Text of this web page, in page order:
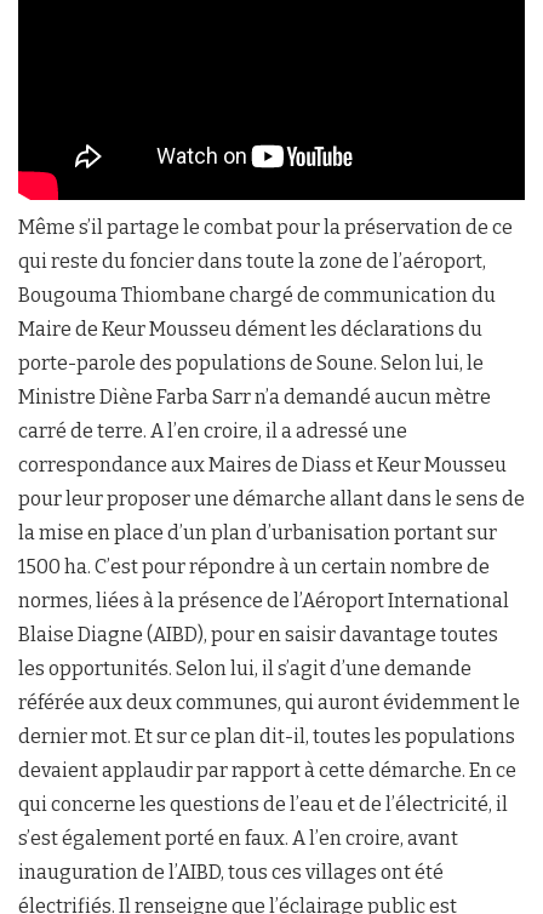
Même s’il partage le combat pour la préservation de ce
qui reste du foncier dans toute la zone de l’aéroport,
Bougouma Thiombane chargé de communication du
Maire de Keur Mousseu dément les déclarations du
porte-parole des populations de Soune. Selon lui, le
Ministre Diène Farba Sarr n’a demandé aucun mètre
carré de terre. A l’en croire, il a adressé une
correspondance aux Maires de Diass et Keur Mousseu
pour leur proposer une démarche allant dans le sens de
la mise en place d’un plan d’urbanisation portant sur
1500 ha. C’est pour répondre à un certain nombre de
normes, liées à la présence de l’Aéroport International
Blaise Diagne (AIBD), pour en saisir davantage toutes
les opportunités. Selon lui, il s’agit d’une demande
référée aux deux communes, qui auront évidemment le
dernier mot. Et sur ce plan dit-il, toutes les populations
devaient applaudir par rapport à cette démarche. En ce
qui concerne les questions de l’eau et de l’électricité, il
s’est également porté en faux. A l’en croire, avant
inauguration de l’AIBD, tous ces villages ont été
électrifiés. Il renseigne que l’éclairage public est